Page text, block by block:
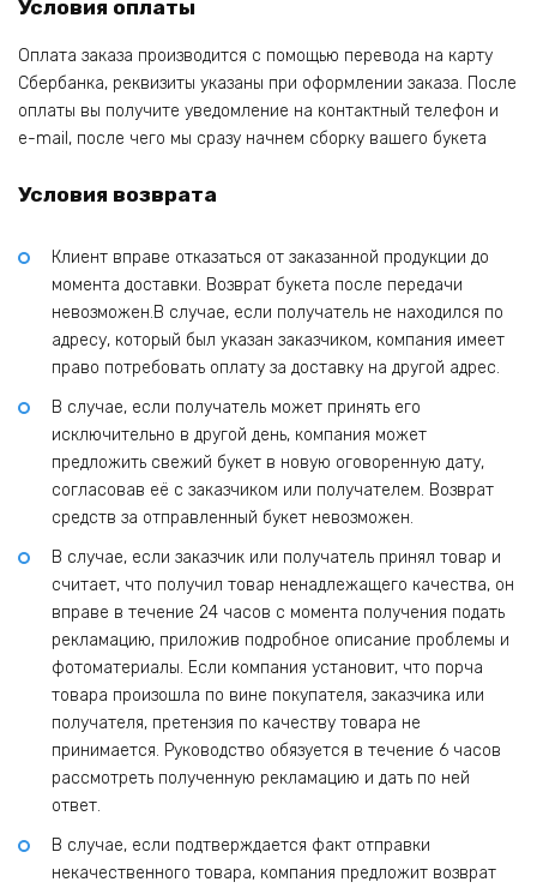
Условия оплаты
Оплата заказа производится с помощью перевода на карту
Сбербанка, реквизиты указаны при оформлении заказа. После
оплаты вы получите уведомление на контактный телефон и
e-mail, после чего мы сразу начнем сборку вашего букета
Условия возврата
Клиент вправе отказаться от заказанной продукции до
момента доставки. Возврат букета после передачи
невозможен.В случае, если получатель не находился по
адресу, который был указан заказчиком, компания имеет
право потребовать оплату за доставку на другой адрес.
В случае, если получатель может принять его
исключительно в другой день, компания может
предложить свежий букет в новую оговоренную дату,
согласовав её с заказчиком или получателем. Возврат
средств за отправленный букет невозможен.
В случае, если заказчик или получатель принял товар и
считает, что получил товар ненадлежащего качества, он
вправе в течение 24 часов с момента получения подать
рекламацию, приложив подробное описание проблемы и
фотоматериалы. Если компания установит, что порча
товара произошла по вине покупателя, заказчика или
получателя, претензия по качеству товара не
принимается. Руководство обязуется в течение 6 часов
рассмотреть полученную рекламацию и дать по ней
ответ.
В случае, если подтверждается факт отправки
некачественного товара, компания предложит возврат